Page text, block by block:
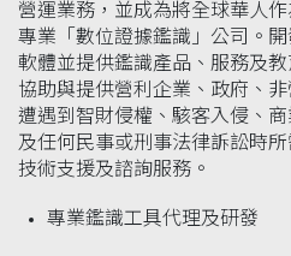
營運業務，並成為將全球華人
專業「數位證據鑑識」公司。
軟體並提供鑑識產品、服務及
協助與提供營利企業、政府、
遭遇到智財侵權、駭客入侵、
及任何民事或刑事法律訴訟時
技術支援及諮詢服務。
專業鑑識工具代理及研發